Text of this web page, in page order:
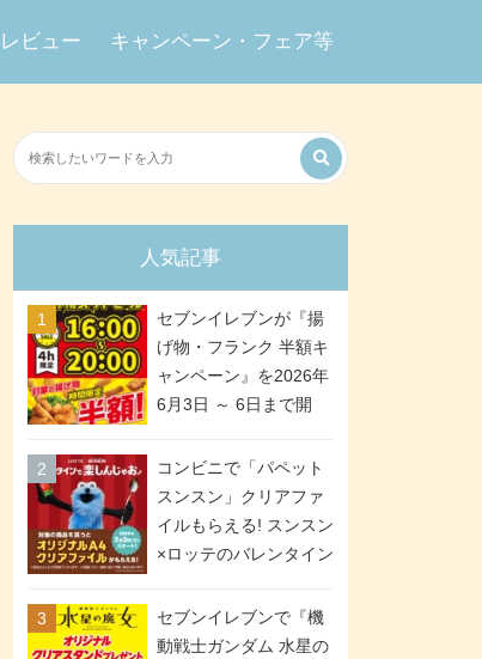
ビュー キャンペーン・フェア等
人気記事
セブンイレブンが『揚
げ物・フランク 半額キ
ャンペーン』を2026年
6月3日 ～ 6日まで開
などが「揚げ物スーパ
ーセール」でお得に! 各
日16:00 ～ 20:00の4時
間限定で実施。ななチ
メリカンドッグが税抜
き69円!
コンビニで「パペット
スンスン」クリアファ
イルもらえる! スンスン
×ロッテのバレンタイン
スタート。セブン、フ
ァミマ、ローソンの3社
セブンイレブンで『機
動戦士ガンダム 水星の